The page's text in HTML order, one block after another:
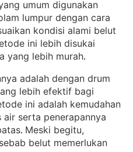
umum digunakan
lumpur dengan cara
kondisi alami belut
ini lebih disukai
yang lebih murah.
adalah dengan drum
lebih efektif bagi
ini adalah kemudahan
serta penerapannya
. Meski begitu,
belut memerlukan